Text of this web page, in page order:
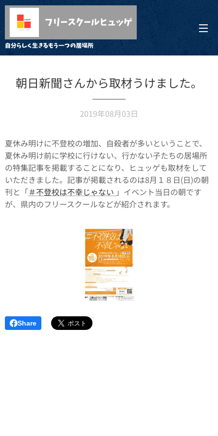
フリースクールヒュッゲ
自分らしく生きるもう一つの居場所
朝日新聞さんから取材うけました。
2019年08月03日
夏休み明けに不登校の増加、自殺者が多いということで、
夏休み明け前に学校に行けない、行かない子たちの居場所
の特集記事を掲載することになり、ヒュッゲも取材をして
いただきました。記事が掲載されるのは8月１８日(日)の朝
刊と「＃不登校は不幸じゃない 」イベント当日の朝です
が、県内のフリースクールなどが紹介されます。
Share